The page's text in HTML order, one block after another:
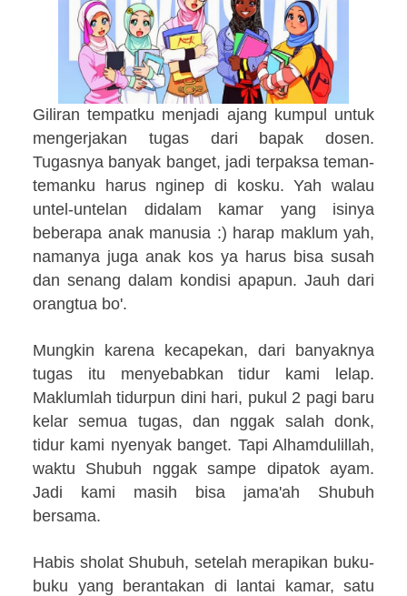
Giliran tempatku menjadi ajang kumpul untuk
mengerjakan tugas dari bapak dosen.
Tugasnya banyak banget, jadi terpaksa teman-
temanku harus nginep di kosku. Yah walau
untel-untelan didalam kamar yang isinya
beberapa anak manusia :) harap maklum yah,
namanya juga anak kos ya harus bisa susah
dan senang dalam kondisi apapun. Jauh dari
orangtua bo'.
Mungkin karena kecapekan, dari banyaknya
tugas itu menyebabkan tidur kami lelap.
Maklumlah tidurpun dini hari, pukul 2 pagi baru
kelar semua tugas, dan nggak salah donk,
tidur kami nyenyak banget. Tapi Alhamdulillah,
waktu Shubuh nggak sampe dipatok ayam.
Jadi kami masih bisa jama'ah Shubuh
bersama.
Habis sholat Shubuh, setelah merapikan buku-
buku yang berantakan di lantai kamar, satu